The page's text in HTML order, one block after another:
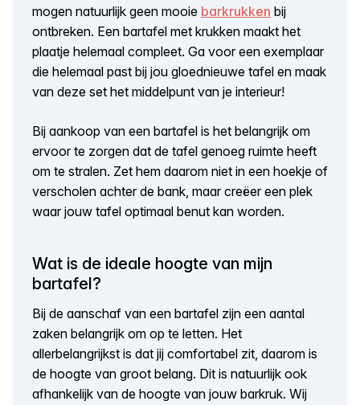
mogen natuurlijk geen mooie barkrukken bij
ontbreken. Een bartafel met krukken maakt het
plaatje helemaal compleet. Ga voor een exemplaar
die helemaal past bij jou gloednieuwe tafel en maak
van deze set het middelpunt van je interieur!
Bij aankoop van een bartafel is het belangrijk om
ervoor te zorgen dat de tafel genoeg ruimte heeft
om te stralen. Zet hem daarom niet in een hoekje of
verscholen achter de bank, maar creëer een plek
waar jouw tafel optimaal benut kan worden.
Wat is de ideale hoogte van mijn
bartafel?
Bij de aanschaf van een bartafel zijn een aantal
zaken belangrijk om op te letten. Het
allerbelangrijkst is dat jij comfortabel zit, daarom is
de hoogte van groot belang. Dit is natuurlijk ook
afhankelijk van de hoogte van jouw barkruk. Wij